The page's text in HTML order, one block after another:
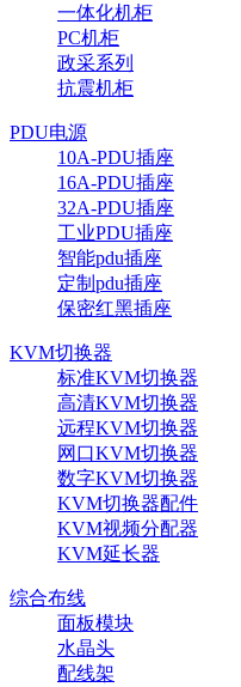
一体化机柜
PC机柜
政采系列
抗震机柜
PDU电源
10A-PDU插座
16A-PDU插座
32A-PDU插座
工业PDU插座
智能pdu插座
定制pdu插座
保密红黑插座
KVM切换器
标准KVM切换器
高清KVM切换器
远程KVM切换器
网口KVM切换器
数字KVM切换器
KVM切换器配件
KVM视频分配器
KVM延长器
综合布线
面板模块
水晶头
配线架